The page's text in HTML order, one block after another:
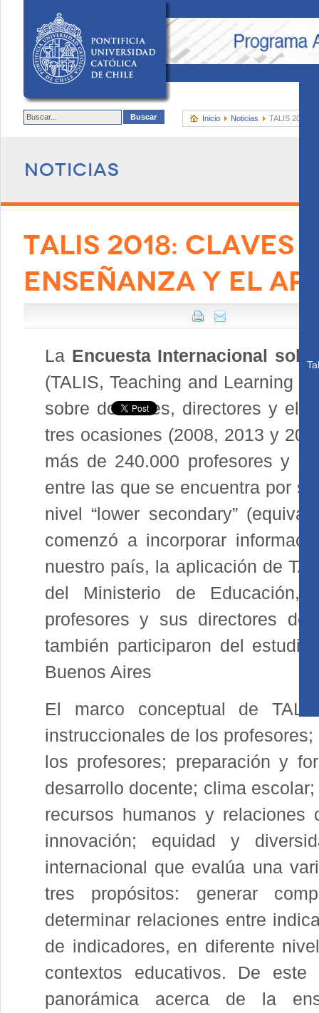
Inicio Noticias TALIS 2018:
Noticias
TALIS 2018: CLAVES
ENSEÑANZA Y EL
La Encuesta Internacional
(TALIS, Teaching and Learning
sobre docentes, directores y el
tres ocasiones (2008, 2013 y
más de 240.000 profesores y
entre las que se encuentra por
nivel “lower secondary”
comenzó a incorporar
nuestro país, la aplicación de
del Ministerio de Educación,
profesores y sus directores de
también participaron del
Buenos Aires
El marco conceptual de
instruccionales de los
los profesores; preparación y
desarrollo docente; clima
recursos humanos y relaciones
innovación; equidad y
internacional que evalúa una
tres propósitos: generar
determinar relaciones entre
de indicadores, en diferente
contextos educativos. De
panorámica acerca de la